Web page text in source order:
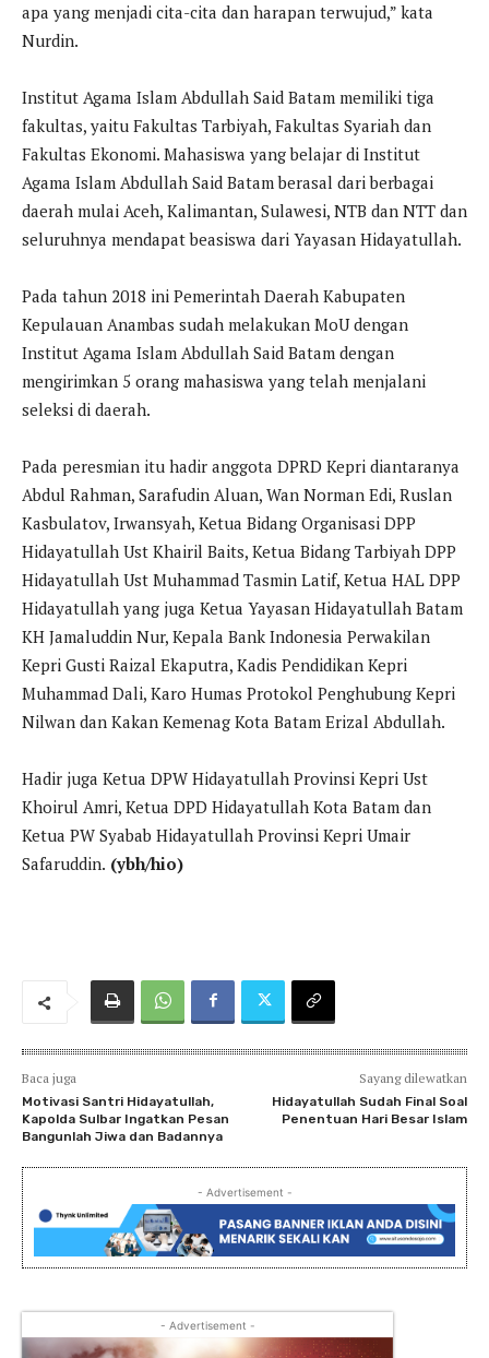
apa yang menjadi cita-cita dan harapan terwujud,” kata
Nurdin.
Institut Agama Islam Abdullah Said Batam memiliki tiga
fakultas, yaitu Fakultas Tarbiyah, Fakultas Syariah dan
Fakultas Ekonomi. Mahasiswa yang belajar di Institut
Agama Islam Abdullah Said Batam berasal dari berbagai
daerah mulai Aceh, Kalimantan, Sulawesi, NTB dan NTT dan
seluruhnya mendapat beasiswa dari Yayasan Hidayatullah.
Pada tahun 2018 ini Pemerintah Daerah Kabupaten
Kepulauan Anambas sudah melakukan MoU dengan
Institut Agama Islam Abdullah Said Batam dengan
mengirimkan 5 orang mahasiswa yang telah menjalani
seleksi di daerah.
Pada peresmian itu hadir anggota DPRD Kepri diantaranya
Abdul Rahman, Sarafudin Aluan, Wan Norman Edi, Ruslan
Kasbulatov, Irwansyah, Ketua Bidang Organisasi DPP
Hidayatullah Ust Khairil Baits, Ketua Bidang Tarbiyah DPP
Hidayatullah Ust Muhammad Tasmin Latif, Ketua HAL DPP
Hidayatullah yang juga Ketua Yayasan Hidayatullah Batam
KH Jamaluddin Nur, Kepala Bank Indonesia Perwakilan
Kepri Gusti Raizal Ekaputra, Kadis Pendidikan Kepri
Muhammad Dali, Karo Humas Protokol Penghubung Kepri
Nilwan dan Kakan Kemenag Kota Batam Erizal Abdullah.
Hadir juga Ketua DPW Hidayatullah Provinsi Kepri Ust
Khoirul Amri, Ketua DPD Hidayatullah Kota Batam dan
Ketua PW Syabab Hidayatullah Provinsi Kepri Umair
Safaruddin. (ybh/hio)
Baca juga
Motivasi Santri Hidayatullah,
Kapolda Sulbar Ingatkan Pesan
Bangunlah Jiwa dan Badannya
Sayang dilewatkan
Hidayatullah Sudah Final Soal
Penentuan Hari Besar Islam
- Advertisement -
- Advertisement -